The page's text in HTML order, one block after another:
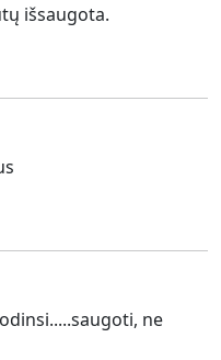
išsaugota.
ne